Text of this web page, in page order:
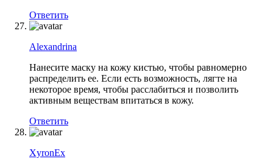
Ответить
Alexandrina
Нанесите маску на кожу кистью, чтобы равномерно
распределить ее. Если есть возможность, лягте на
некоторое время, чтобы расслабиться и позволить
активным веществам впитаться в кожу.
Ответить
XyronEx